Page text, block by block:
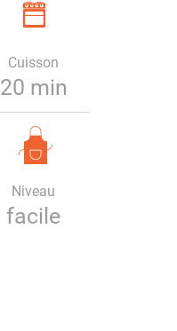
Cuisson
20 min
Niveau
facile